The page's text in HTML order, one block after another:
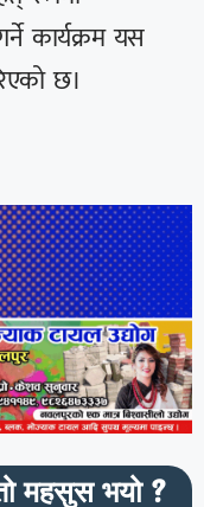
कार्यक्रम यस
छ।
महसुस भयो ?